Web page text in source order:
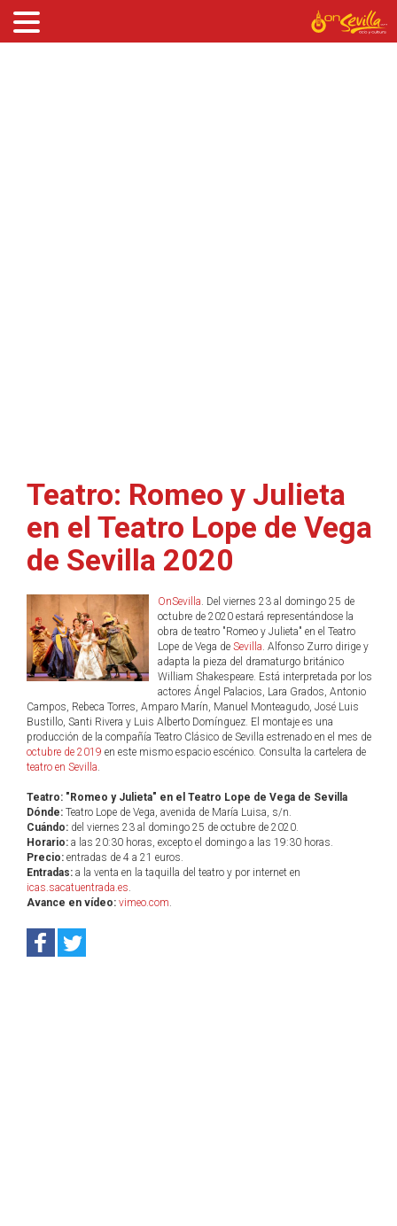
Teatro: Romeo y Julieta
en el Teatro Lope de Vega
de Sevilla 2020
OnSevilla. Del viernes 23 al domingo 25 de
octubre de 2020 estará representándose la
obra de teatro "Romeo y Julieta" en el Teatro
Lope de Vega de Sevilla. Alfonso Zurro dirige y
adapta la pieza del dramaturgo británico
William Shakespeare. Está interpretada por los
actores Ángel Palacios, Lara Grados, Antonio
Campos, Rebeca Torres, Amparo Marín, Manuel Monteagudo, José Luis
Bustillo, Santi Rivera y Luis Alberto Domínguez. El montaje es una
producción de la compañía Teatro Clásico de Sevilla estrenado en el mes de
octubre de 2019 en este mismo espacio escénico. Consulta la cartelera de
teatro en Sevilla.
Teatro: "Romeo y Julieta" en el Teatro Lope de Vega de Sevilla
Dónde: Teatro Lope de Vega, avenida de María Luisa, s/n.
Cuándo: del viernes 23 al domingo 25 de octubre de 2020.
Horario: a las 20:30 horas, excepto el domingo a las 19:30 horas.
Precio: entradas de 4 a 21 euros.
Entradas: a la venta en la taquilla del teatro y por internet en
icas.sacatuentrada.es.
Avance en vídeo: vimeo.com.